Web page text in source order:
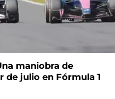
maniobra de
de julio en Fórmula 1